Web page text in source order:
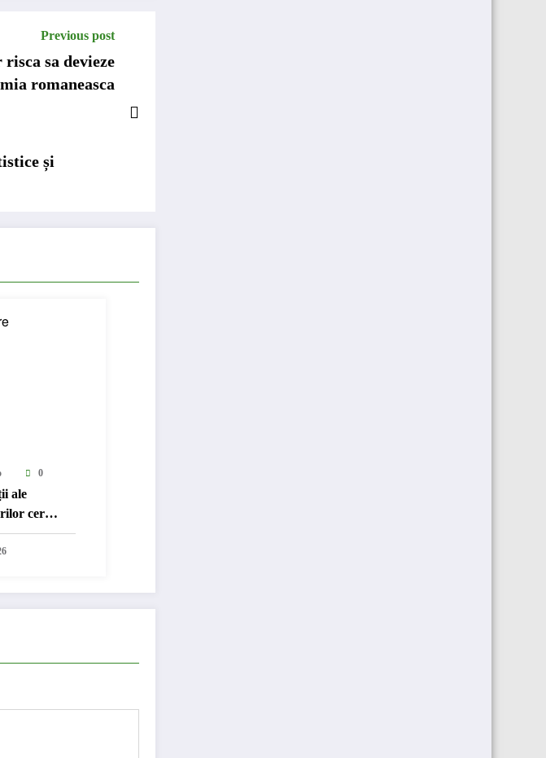
Previous post
sa devieze
romaneasca
și
0
ale
cer
schemei de
accizei în